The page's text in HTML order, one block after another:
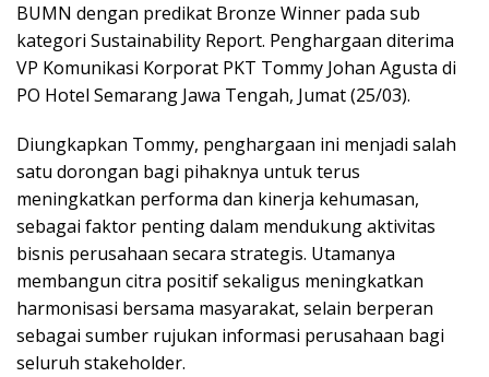
BUMN dengan predikat Bronze Winner pada sub
kategori Sustainability Report. Penghargaan diterima
VP Komunikasi Korporat PKT Tommy Johan Agusta di
PO Hotel Semarang Jawa Tengah, Jumat (25/03).
Diungkapkan Tommy, penghargaan ini menjadi salah
satu dorongan bagi pihaknya untuk terus
meningkatkan performa dan kinerja kehumasan,
sebagai faktor penting dalam mendukung aktivitas
bisnis perusahaan secara strategis. Utamanya
membangun citra positif sekaligus meningkatkan
harmonisasi bersama masyarakat, selain berperan
sebagai sumber rujukan informasi perusahaan bagi
seluruh stakeholder.